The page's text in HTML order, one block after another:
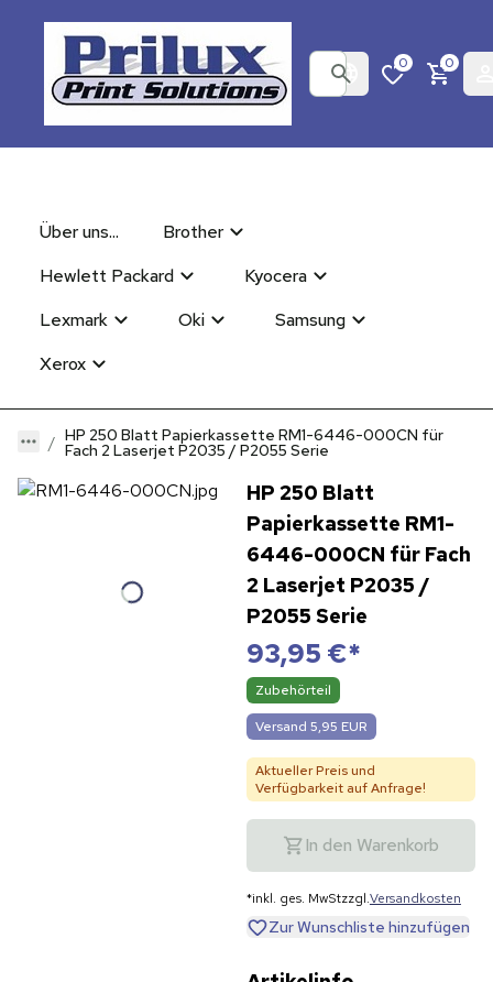
0 0
Über uns...
Brother
Hewlett Packard
Kyocera
Lexmark
Oki
Samsung
Xerox
HP 250 Blatt Papierkassette RM1-6446-000CN für
Fach 2 Laserjet P2035 / P2055 Serie
HP 250 Blatt
Papierkassette RM1-
6446-000CN für Fach
2 Laserjet P2035 /
P2055 Serie
93,95 €*
Zubehörteil
Versand 5,95 EUR
Aktueller Preis und
Verfügbarkeit auf Anfrage!
In den Warenkorb
*inkl. ges. MwStzzgl.Versandkosten
Zur Wunschliste hinzufügen